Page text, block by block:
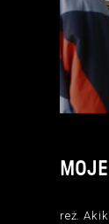
reż.